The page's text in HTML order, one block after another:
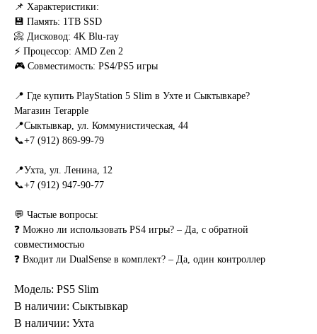
📌 Характеристики:
💾 Память: 1TB SSD
📀 Дисковод: 4K Blu-ray
⚡ Процессор: AMD Zen 2
🎮 Совместимость: PS4/PS5 игры
📍 Где купить PlayStation 5 Slim в Ухте и Сыктывкаре?
Магазин Terapple
📍Сыктывкар, ул. Коммунистическая, 44
📞+7 (912) 869-99-79
📍Ухта, ул. Ленина, 12
📞+7 (912) 947-90-77
💬 Частые вопросы:
❓ Можно ли использовать PS4 игры? – Да, с обратной
совместимостью
❓ Входит ли DualSense в комплект? – Да, один контроллер
Модель: PS5 Slim
В наличии: Сыктывкар
В наличии: Ухта